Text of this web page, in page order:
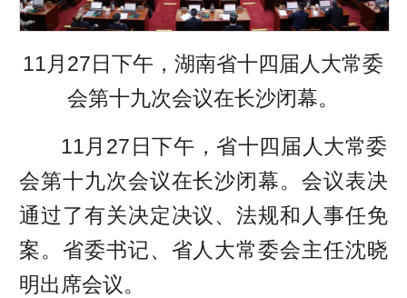
11月27日下午，湖南省十四届人大常委
会第十九次会议在长沙闭幕。
11月27日下午，省十四届人大常委
会第十九次会议在长沙闭幕。会议表决
通过了有关决定决议、法规和人事任免
案。省委书记、省人大常委会主任沈晓
明出席会议。